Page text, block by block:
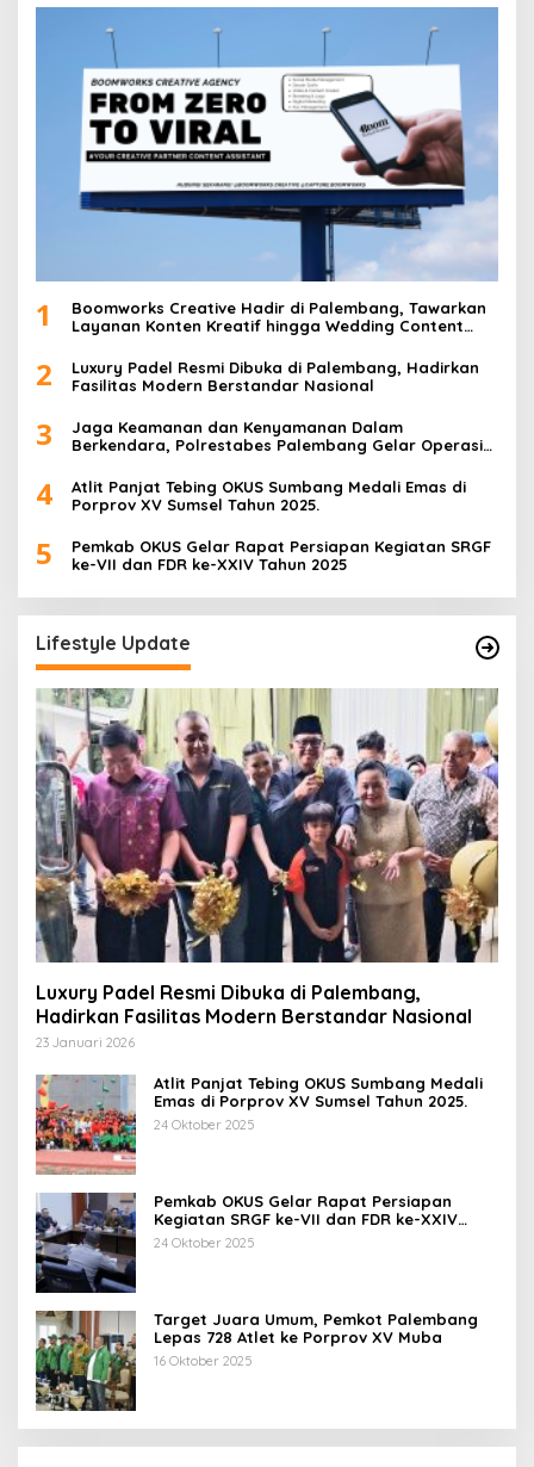
1
Boomworks Creative Hadir di Palembang, Tawarkan
Layanan Konten Kreatif hingga Wedding Content
2
Luxury Padel Resmi Dibuka di Palembang, Hadirkan
Fasilitas Modern Berstandar Nasional
3
Jaga Keamanan dan Kenyamanan Dalam
Berkendara, Polrestabes Palembang Gelar Operasi
4
Atlit Panjat Tebing OKUS Sumbang Medali Emas di
Porprov XV Sumsel Tahun 2025.
5
Pemkab OKUS Gelar Rapat Persiapan Kegiatan SRGF
ke-VII dan FDR ke-XXIV Tahun 2025
Lifestyle Update
Luxury Padel Resmi Dibuka di Palembang,
Hadirkan Fasilitas Modern Berstandar Nasional
23 Januari 2026
Atlit Panjat Tebing OKUS Sumbang Medali
Emas di Porprov XV Sumsel Tahun 2025.
24 Oktober 2025
Pemkab OKUS Gelar Rapat Persiapan
Kegiatan SRGF ke-VII dan FDR ke-XXIV
Tahun 2025
24 Oktober 2025
Target Juara Umum, Pemkot Palembang
Lepas 728 Atlet ke Porprov XV Muba
16 Oktober 2025